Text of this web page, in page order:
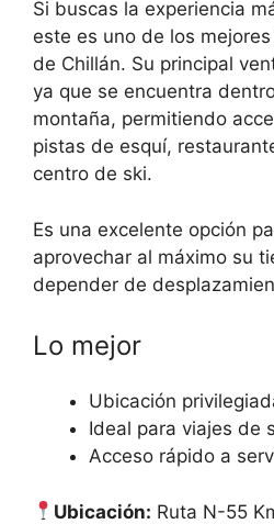
Si buscas la experiencia
este es uno de los
de Chillán. Su principal
ya que se encuentra
montaña, permitiendo
pistas de esquí,
centro de ski.
Es una excelente opción
aprovechar al máximo su
depender de
Lo mejor
Ubicación
Ideal para viajes de
Acceso rápido a
Ubicación: Ruta N-55